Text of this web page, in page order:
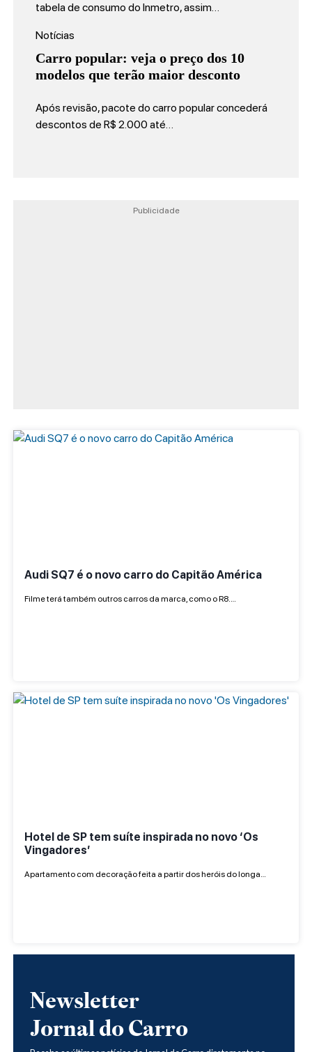
tabela de consumo do Inmetro, assim…
Notícias
Carro popular: veja o preço dos 10
modelos que terão maior desconto
Após revisão, pacote do carro popular concederá
descontos de R$ 2.000 até…
Publicidade
Audi SQ7 é o novo carro do Capitão América
Filme terá também outros carros da marca, como o R8.…
Hotel de SP tem suíte inspirada no novo ‘Os
Vingadores’
Apartamento com decoração feita a partir dos heróis do longa…
Newsletter
Jornal do Carro